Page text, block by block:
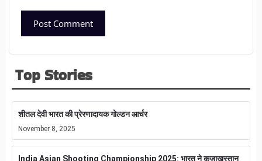
Top Stories
शीतल देवी भारत की प्रेरणादायक गोल्डन आर्चर
November 8, 2025
India Asian Shooting Championship 2025: भारत ने कजाखस्तान